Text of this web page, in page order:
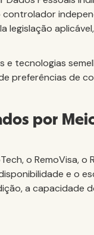
controlador
legislação
e tecnologias
preferências de
por
o RemoVisa, o
e o
a capacidade